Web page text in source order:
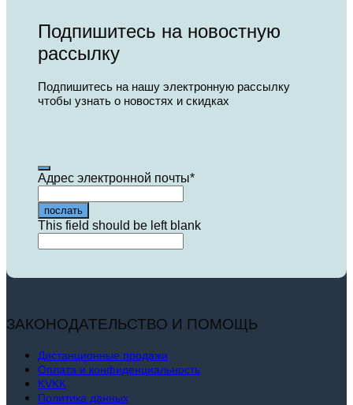
Подпишитесь на новостную
рассылку
Подпишитесь на нашу электронную рассылку
чтобы узнать о новостях и скидках
Адрес электронной почты*
послать
This field should be left blank
ЗАКОНОДАТЕЛЬСТВО И ПОМОЩЬ
Дистанционные продажи
Оплата и конфиденциальность
KVKK
Политика данных